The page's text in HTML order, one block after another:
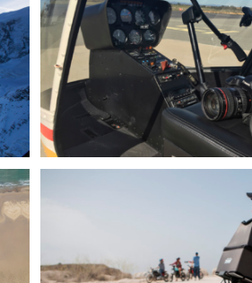
Photographie
Drone Photo
Formation vidéo